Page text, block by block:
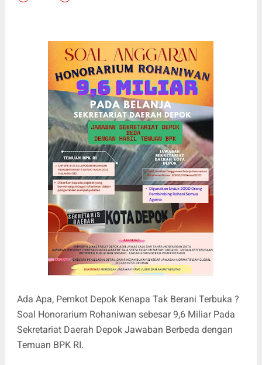
Ada Apa, Pemkot Depok Kenapa Tak Berani Terbuka ?
Soal Honorarium Rohaniwan sebesar 9,6 Miliar Pada
Sekretariat Daerah Depok Jawaban Berbeda dengan
Temuan BPK RI.